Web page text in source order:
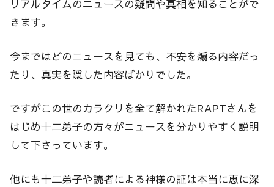
リアルタイムのニュースの疑問や真相を知ることがで
きます。
今まではどのニュースを見ても、不安を煽る内容だっ
たり、真実を隠した内容ばかりでした。
ですがこの世のカラクリを全て解かれたRAPTさんを
はじめ十二弟子の方々がニュースを分かりやすく説明
して下さっています。
他にも十二弟子や読者による神様の証は本当に恵に深